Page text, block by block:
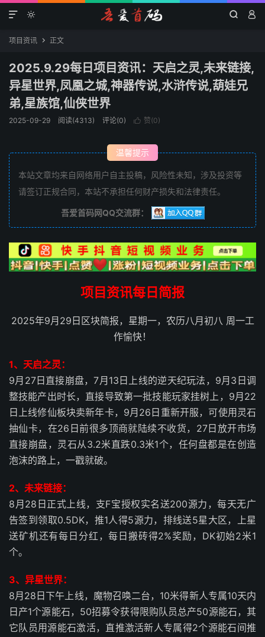
  

项目资讯  正文
2025.9.29每日项目资讯：天启之灵,未来链接,
异星世界,凤凰之城,神器传说,水浒传说,葫娃兄
弟,星族馆,仙侠世界
2025-09-29 阅读(4313) 评论(0)  赞(0)
温馨提示
本站文章均来自网络用户自主投稿，风险性未知，涉及投资等
请签订正规合同，本站不承担任何财产损失和法律责任。
吾爱首码网QQ交流群：
项目资讯每日简报
2025年9月29日区块简报，星期一，农历八月初八 周一工
作愉快！
1、天启之灵：
9月27日直接崩盘，7月13日上线的逆天纪玩法，9月3日调
整技能产出时长，直接导致第一批技能玩家挂树上，9月22
日上线修仙板块卖新年卡，9月26日重新开服，可使用灵石
抽仙卡，在26日前很多顶商就陆续不收货，27日放开市场
直接崩盘，灵石从3.2米直跌0.3米1个，任何盘都是在创造
泡沫的路上，一戳就破。
2、未来链接：
8月28日正式上线，支F宝授权实名送200源力，每天无广
告签到领取0.5DK，推1人得5源力，排线送5星大区，上星
送矿机还有每日分红，每日搬砖得2%奖励，DK初始2米1
个。
3、异星世界：
8月28日下午上线，魔物召唤二台，10米得新人专属10天内
日产1个源能石，50招募令获得限购队员总产50源能石，其
它队员用源能石激活，直推激活新人专属得2个源能石间推